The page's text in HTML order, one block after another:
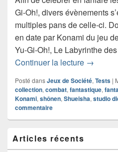
Gi-Oh!, divers évènements
multiples pans de celle-ci.
en date par Konami du jeu
Yu-Gi-Oh!, Le Labyrinthe
Continuer la lecture →
Posté dansJeux de Société, Tests |
collection, combat, fantastique,
Konami, shônen, Shueisha, studio
commentaire
principale
de
Articles récents